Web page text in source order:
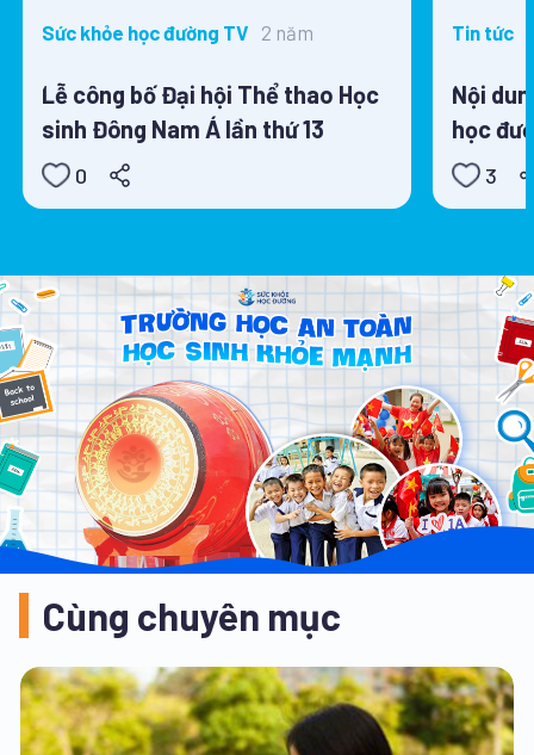
Sức khỏe học đường TV 2 năm
Lễ công bố Đại hội Thể thao Học
sinh Đông Nam Á lần thứ 13
0
Tin tức
Nội
học
3
Cùng chuyên mục